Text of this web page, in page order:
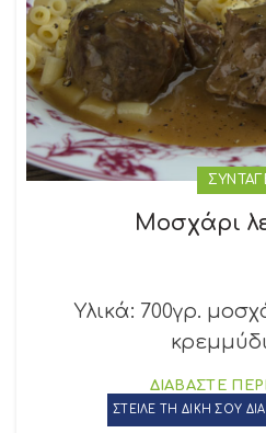
Μοσχάρι
Υλικά: 700γρ.
ΔΙΑΒΑΣΤΕ
ΣΤΕΙΛΕ ΤΗ ΔΙΚΗ ΣΟΥ